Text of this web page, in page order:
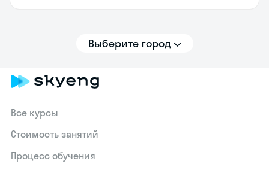
Выберите город
Все курсы
Стоимость занятий
Процесс обучения